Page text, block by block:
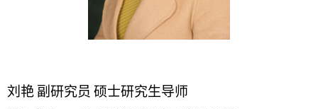
刘艳 副研究员 硕士研究生导师